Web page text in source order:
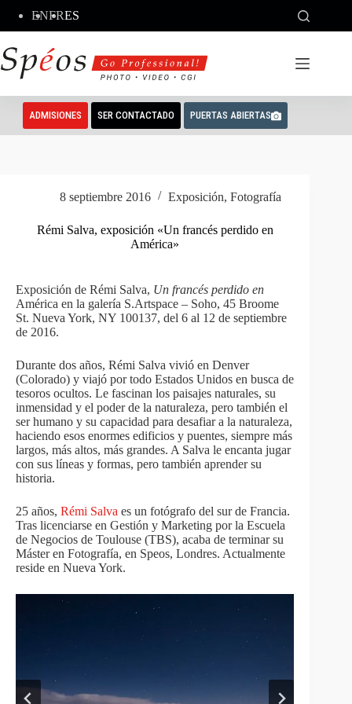
contenido
ENFRES
ADMISIONES SER CONTACTADO PUERTAS ABIERTAS
8 septiembre 2016 Exposición,Fotografía
Rémi Salva, exposición «Un francés perdido en
América»
Exposición de Rémi Salva, Un francés perdido en
América en la galería S.Artspace – Soho, 45 Broome
St. Nueva York, NY 100137, del 6 al 12 de septiembre
de 2016.
Durante dos años, Rémi Salva vivió en Denver
(Colorado) y viajó por todo Estados Unidos en busca de
tesoros ocultos. Le fascinan los paisajes naturales, su
inmensidad y el poder de la naturaleza, pero también el
ser humano y su capacidad para desafiar a la naturaleza,
haciendo esos enormes edificios y puentes, siempre más
largos, más altos, más grandes. A Salva le encanta jugar
con sus líneas y formas, pero también aprender su
historia.
25 años, Rémi Salva es un fotógrafo del sur de Francia.
Tras licenciarse en Gestión y Marketing por la Escuela
de Negocios de Toulouse (TBS), acaba de terminar su
Máster en Fotografía, en Speos, Londres. Actualmente
reside en Nueva York.